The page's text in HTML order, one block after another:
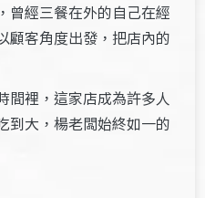
曾經三餐在外的自己在經
顧客角度出發，把店內的
間裡，這家店成為許多人
到大，楊老闆始終如一的